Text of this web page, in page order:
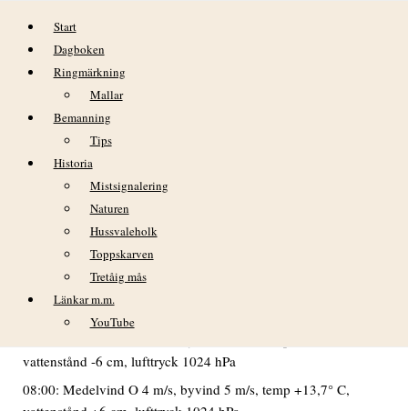
Hoppa till innehåll
Start
Dagboken
Ringmärkning
Mallar
Bemanning
Tips
Historia
Mistsignalering
Naturen
Hussvaleholk
Toppskarven
Tretåig mås
Länkar m.m.
YouTube
söndag 18 september
VÄDER
God sikt under dagen. Växlande molnighet men
eftermiddagen. Avtagande vindar framåt middagstid med
fläckvis bleke.
vattenstånd -6 cm, lufttryck 1024 hPa
08:00: Medelvind O 4 m/s, byvind 5 m/s, temp +13,7° C,